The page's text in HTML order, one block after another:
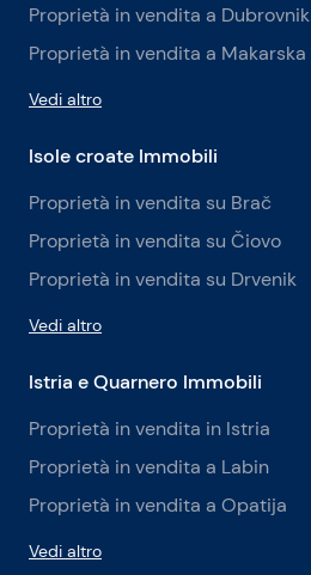
Proprietà in vendita a Dubrovnik
Proprietà in vendita a Makarska
Vedi altro
Isole croate Immobili
Proprietà in vendita su Brač
Proprietà in vendita su Čiovo
Proprietà in vendita su Drvenik
Vedi altro
Istria e Quarnero Immobili
Proprietà in vendita in Istria
Proprietà in vendita a Labin
Proprietà in vendita a Opatija
Vedi altro